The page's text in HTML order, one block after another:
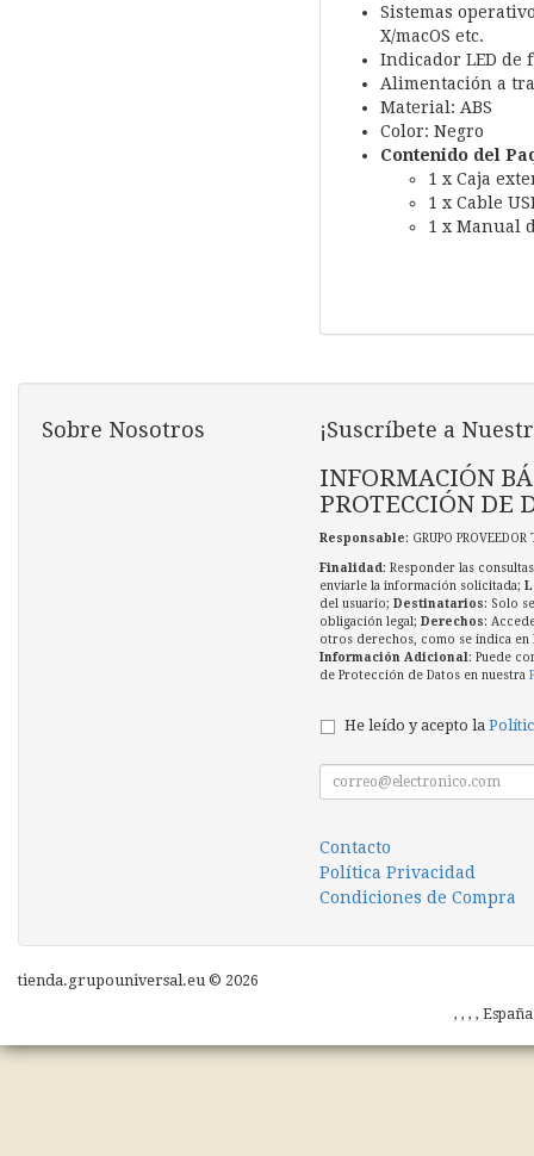
Sistemas
X/macOS etc.
Indicador LED de
Alimentación a
Material: ABS
Color: Negro
Contenido del
1 x Caja
1 x Cable
1 x Manual
Sobre Nosotros ¡Suscríbete a
INFORMACIÓN
PROTECCIÓN DE
Responsable: GRUPO
Finalidad : Responder las
enviarle la información solicitada;
del usuario; Destinatarios: Solo
obligación legal; Derechos:
otros derechos, como se indica en
Información Adicional : Puede
de Protección de Datos en nuestra
He leído y acepto la
Contacto
Política Privacidad
Condiciones de Compra
tienda.grupouniversal.eu © 2026
, , , ,